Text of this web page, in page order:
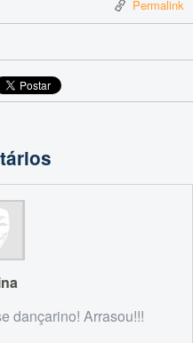
Permalink
dançarino! Arrasou!!!